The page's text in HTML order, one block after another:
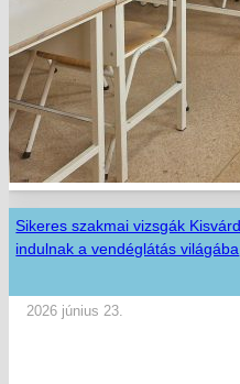
Sikeres szakmai vizsgák
indulnak a vendéglátás világába
2026 június 23.